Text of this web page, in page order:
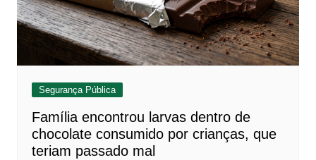
Segurança Pública
Família encontrou larvas dentro de
chocolate consumido por crianças, que
teriam passado mal